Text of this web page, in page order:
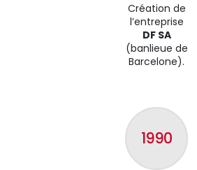
Création de
l’entreprise
DF SA
(banlieue de
Barcelone).
1990